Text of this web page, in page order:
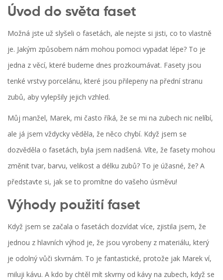
Úvod do světa faset
Možná jste už slyšeli o fasetách, ale nejste si jisti, co to vlastně
je. Jakým způsobem nám mohou pomoci vypadat lépe? To je
jedna z věcí, které budeme dnes prozkoumávat. Fasety jsou
tenké vrstvy porcelánu, které jsou přilepeny na přední stranu
zubů, aby vylepšily jejich vzhled.
Můj manžel, Marek, mi často říká, že se mi na zubech nic nelíbí,
ale já jsem vždycky věděla, že něco chybí. Když jsem se
dozvěděla o fasetách, byla jsem nadšená. Víte, že fasety mohou
změnit tvar, barvu, velikost a délku zubů? To je úžasné, že? A
představte si, jak se to promítne do vašeho úsměvu!
Výhody použití faset
Když jsem se začala o fasetách dozvídat více, zjistila jsem, že
jednou z hlavních výhod je, že jsou vyrobeny z materiálu, který
je odolný vůči skvrnám. To je fantastické, protože jak Marek ví,
miluji kávu. A kdo by chtěl mít skvrny od kávy na zubech, když se